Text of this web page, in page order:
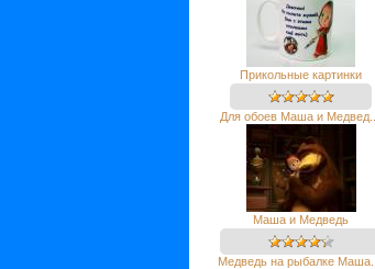
Прикольные картинки
Для обоев Маша и Медвед...
Маша и Медведь
Медведь на рыбалке Маша...